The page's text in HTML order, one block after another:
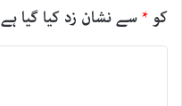
کو *سے نشان زد کیا گیا ہے